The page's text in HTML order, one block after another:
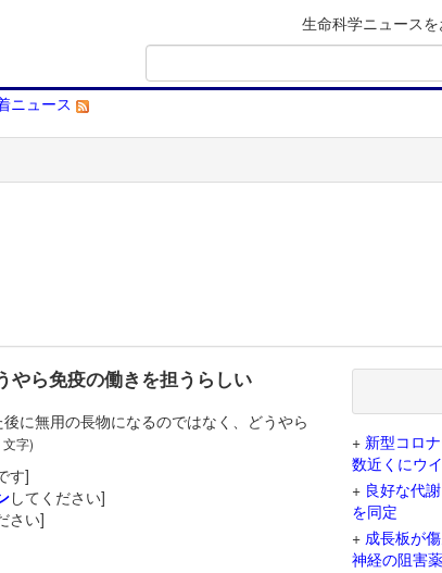
生命科学ニュース
ニュース
やら免疫の働きを担うらしい
に無用の長物になるのではなく、どうやら
字)
す]
してください]
さい]
+ 新型コロ
数近くにウ
+ 良好な代
を同定
+ 成長板が
神経の阻害